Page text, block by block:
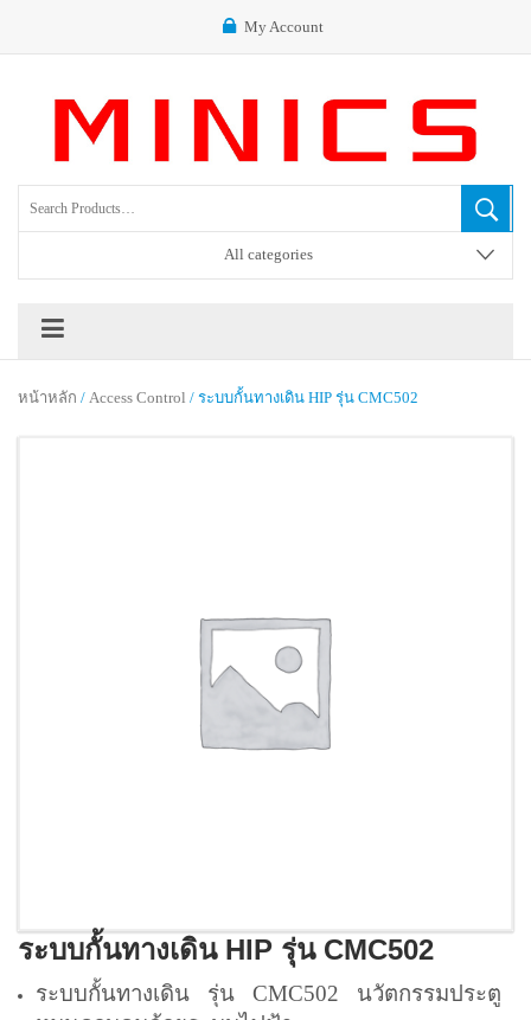
My Account
All categories
หน้าหลัก / Access Control / ระบบกั้นทางเดิน HIP รุ่น CMC502
ระบบกั้นทางเดิน HIP รุ่น CMC502
ระบบกั้นทางเดิน รุ่น CMC502 นวัตกรรมประตู